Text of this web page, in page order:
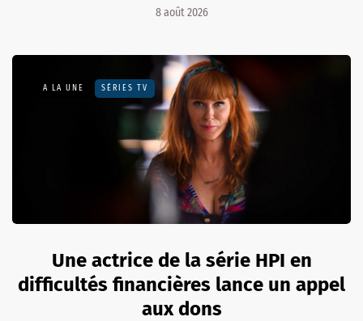
8 août 2026
A LA UNE SÉRIES TV
Une actrice de la série HPI en
difficultés financières lance un appel
aux dons